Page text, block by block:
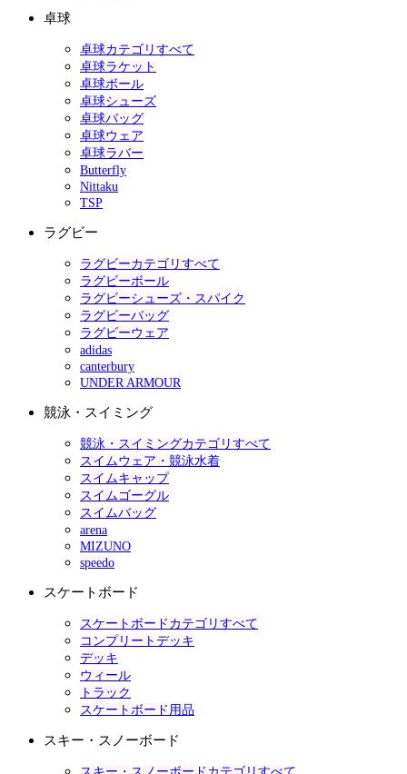
卓球
卓球カテゴリすべて
卓球ラケット
卓球ボール
卓球シューズ
卓球バッグ
卓球ウェア
卓球ラバー
Butterfly
Nittaku
TSP
ラグビー
ラグビーカテゴリすべて
ラグビーボール
ラグビーシューズ・スパイク
ラグビーバッグ
ラグビーウェア
adidas
canterbury
UNDER ARMOUR
競泳・スイミング
競泳・スイミングカテゴリすべて
スイムウェア・競泳水着
スイムキャップ
スイムゴーグル
スイムバッグ
arena
MIZUNO
speedo
スケートボード
スケートボードカテゴリすべて
コンプリートデッキ
デッキ
ウィール
トラック
スケートボード用品
スキー・スノーボード